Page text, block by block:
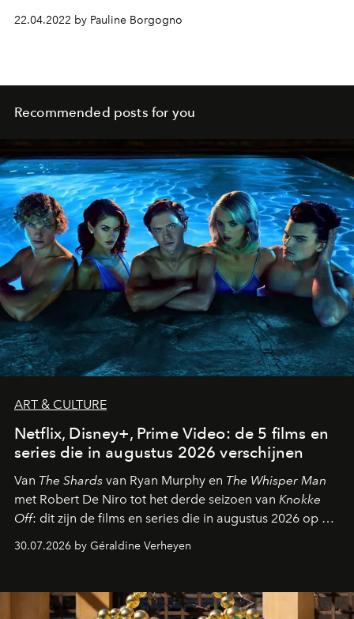
22.04.2022 by Pauline Borgogno
Recommended posts for you
ART & CULTURE
Netflix, Disney+, Prime Video: de 5 films en
series die in augustus 2026 verschijnen
Van The Shards van Ryan Murphy en The Whisper Man
met Robert De Niro tot het derde seizoen van Knokke
Off: dit zijn de films en series die in augustus 2026 op de
streamingplatformen verschijnen.
30.07.2026 by Géraldine Verheyen